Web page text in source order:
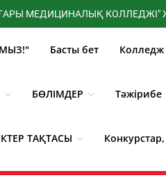
КОЛЛЕДЖІ" ЖШС
Басты бет Колледж
БӨЛІМДЕР Тәжірибе
ТАҚТАСЫ